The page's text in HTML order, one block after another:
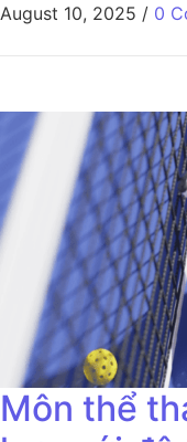
August 10, 2025 / 0
Môn thể